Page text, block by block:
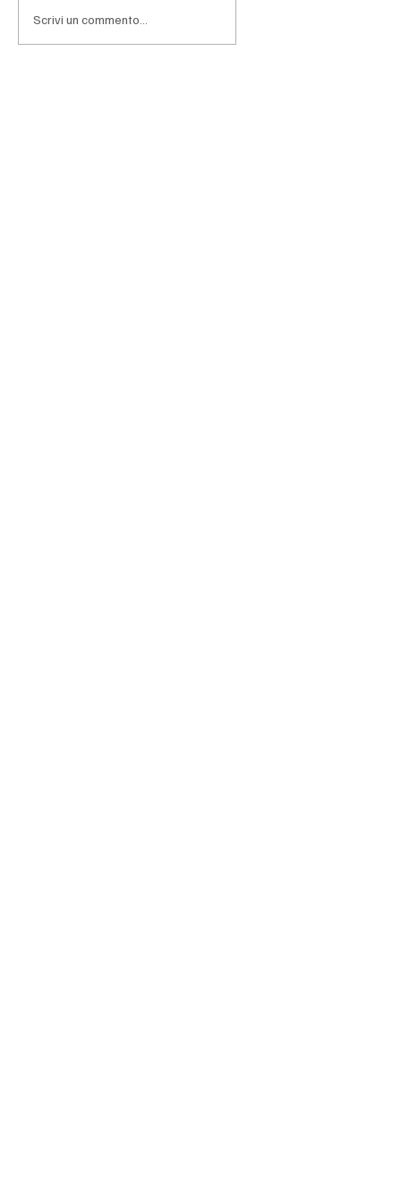
Scrivi un commento...